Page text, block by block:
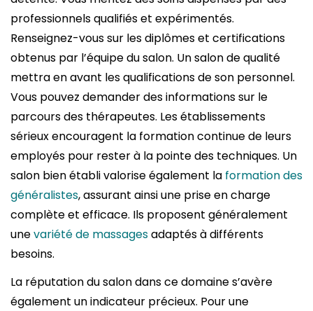
professionnels qualifiés et expérimentés.
Renseignez-vous sur les diplômes et certifications
obtenus par l’équipe du salon. Un salon de qualité
mettra en avant les qualifications de son personnel.
Vous pouvez demander des informations sur le
parcours des thérapeutes. Les établissements
sérieux encouragent la formation continue de leurs
employés pour rester à la pointe des techniques. Un
salon bien établi valorise également la formation des
généralistes, assurant ainsi une prise en charge
complète et efficace. Ils proposent généralement
unevariété de massagesadaptés à différents
besoins.
La réputation du salon dans ce domaine s’avère
également un indicateur précieux. Pour une